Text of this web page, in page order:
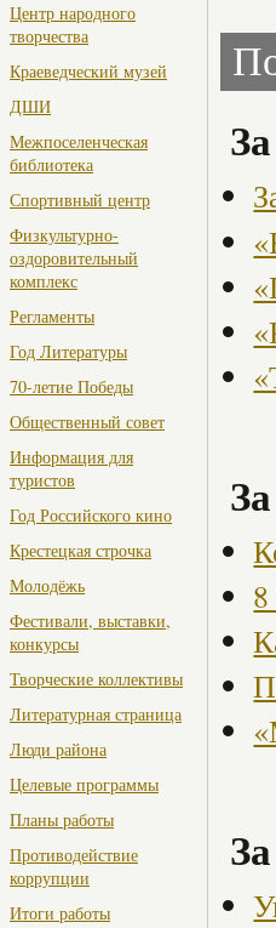
Центр народного
творчества
Краеведческий музей
ДШИ
Межпоселенческая
библиотека
Спортивный центр
Физкультурно-
оздоровительный
комплекс
Регламенты
Год Литературы
70-летие Победы
Общественный совет
Информация для
туристов
Год Российского кино
Крестецкая строчка
Молодёжь
Фестивали, выставки,
конкурсы
Творческие коллективы
Литературная страница
Люди района
Целевые программы
Планы работы
Противодействие
коррупции
Итоги работы